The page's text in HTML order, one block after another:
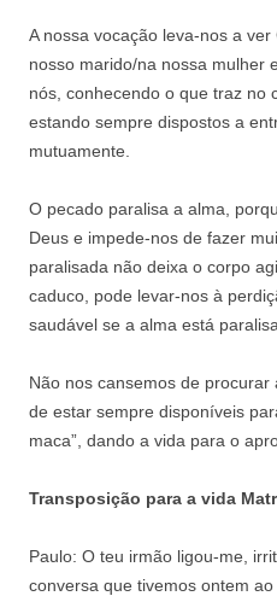
A nossa vocação leva-nos a
nosso marido/na nossa mulher
nós, conhecendo o que traz no
estando sempre dispostos a
mutuamente.
O pecado paralisa a alma,
Deus e impede-nos de fazer
paralisada não deixa o corpo
caduco, pode levar-nos à
saudável se a alma está
Não nos cansemos de
de estar sempre disponíveis
maca”, dando a vida para o
Transposição para a vida
Paulo: O teu irmão ligou-me,
conversa que tivemos ontem